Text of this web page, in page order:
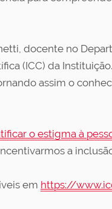
docente no
(ICC) da
assim o
o estigma à
a
em https://